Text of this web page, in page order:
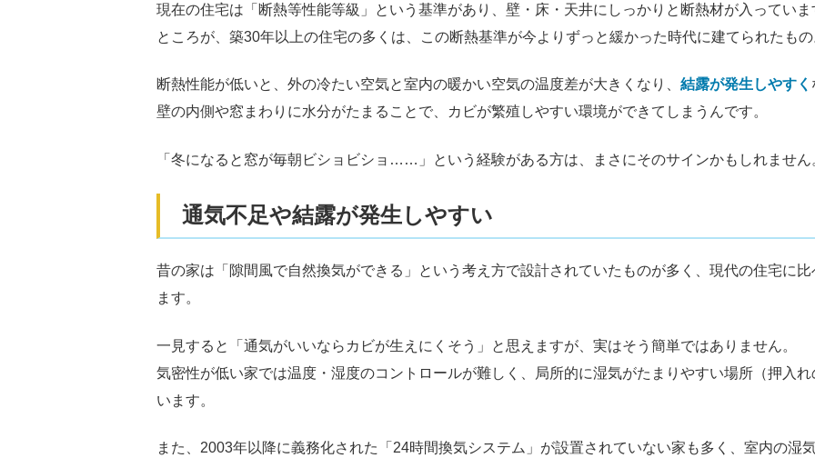
現在の住宅は「断熱等性能等級」という基準があり、壁・床・天井にしっかりと断熱材が入っていま
ところが、築30年以上の住宅の多くは、この断熱基準が今よりずっと緩かった時代に建てられたもの
断熱性能が低いと、外の冷たい空気と室内の暖かい空気の温度差が大きくなり、 結露が発生しやすく
壁の内側や窓まわりに水分がたまることで、カビが繁殖しやすい環境ができてしまうんです。
「冬になると窓が毎朝ビショビショ……」という経験がある方は、まさにそのサインかもしれません
通気不足や結露が発生しやすい
昔の家は「隙間風で自然換気ができる」という考え方で設計されていたものが多く、現代の住宅に比
ます。
一見すると「通気がいいならカビが生えにくそう」と思えますが、実はそう簡単ではありません。
気密性が低い家では温度・湿度のコントロールが難しく、局所的に湿気がたまりやすい場所（押入
います。
また、2003年以降に義務化された「24時間換気システム」が設置されていない家も多く、室内の湿